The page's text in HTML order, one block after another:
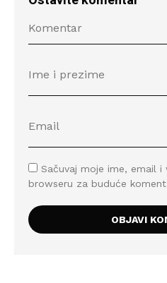
Sačuvaj moje ime, email
browseru za buduće